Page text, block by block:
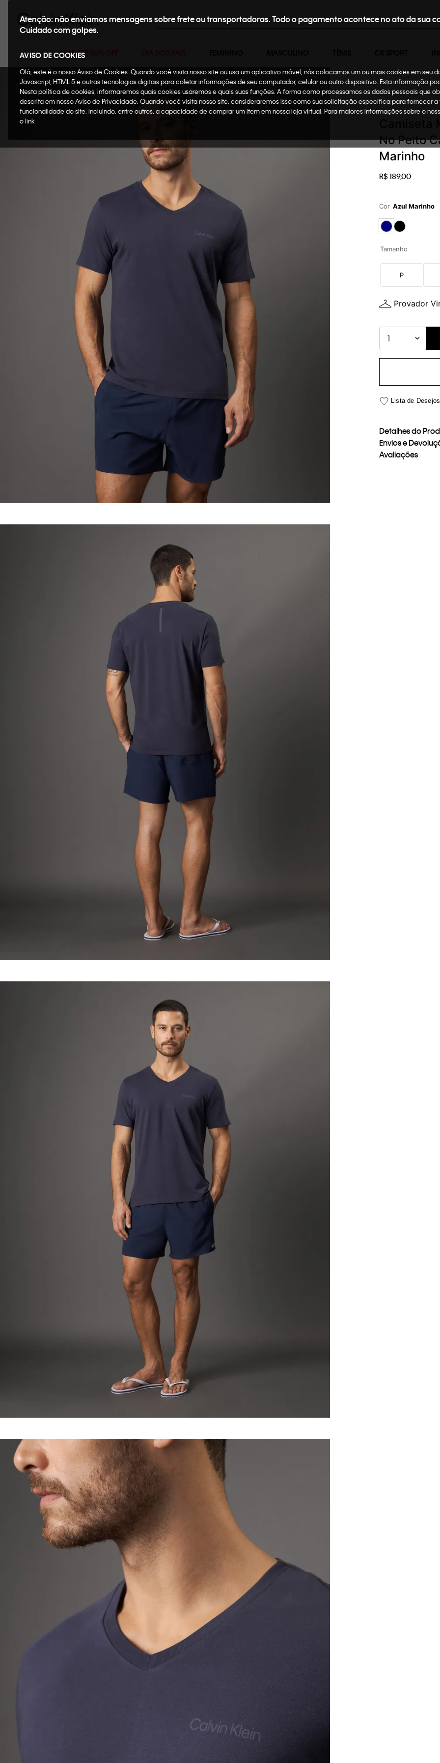
Buscar
SALE ATÉ 50% OFF
Atenção: não enviamos mensagens sobre frete ou transportadoras. Todo o pagamento acontece no ato da sua
Cuidado com golpes.
AVISO DE COOKIES
Olá, este é o nosso Aviso de Cookies. Quando você visita nosso site ou usa um aplicativo móvel, nós colocamos um ou mais cookies em seu
Javascript, HTML 5 e outras tecnologias digitais para coletar informações de seu computador, celular ou outro dispositivo. Esta informação
Nesta política de cookies, informaremos quais cookies usaremos e quais suas funções. A forma como processamos os dados pessoais que
descrita em nosso Aviso de Privacidade. Quando você visita nosso site, consideraremos isso como sua solicitação específica para fornecer
funcionalidade do site, incluindo, entre outros, a capacidade de comprar um item em nossa loja virtual. Para maiores informações sobre o
o link.
Masculino Roupas
No Peito
Marinho
R$189,00
Cor Azul Marinho
Tamanho
P
Provador
1
Detalhes do
Envios e
Avaliações